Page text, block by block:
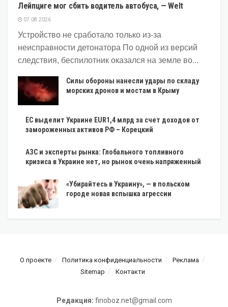
Лейпциге мог сбить водитель автобуса, — Welt
07.08.2026
Устройство не сработало только из-за
неисправности детонатора По одной из версий
следствия, беспилотник оказался на земле во...
Силы обороны нанесли удары по складу
морских дронов и мостам в Крыму
ЕС выделит Украине EUR1,4 млрд за счет доходов от
замороженных активов РФ – Корецкий
АЗС и эксперты рынка: Глобального топливного
кризиса в Украине нет, но рынок очень напряженный
«Убирайтесь в Украину», — в польском
городе новая вспышка агрессии
О проекте Политика конфиденциальности
Реклама
Sitemap
Контакти
Редакция: finoboz.net@gmail.com